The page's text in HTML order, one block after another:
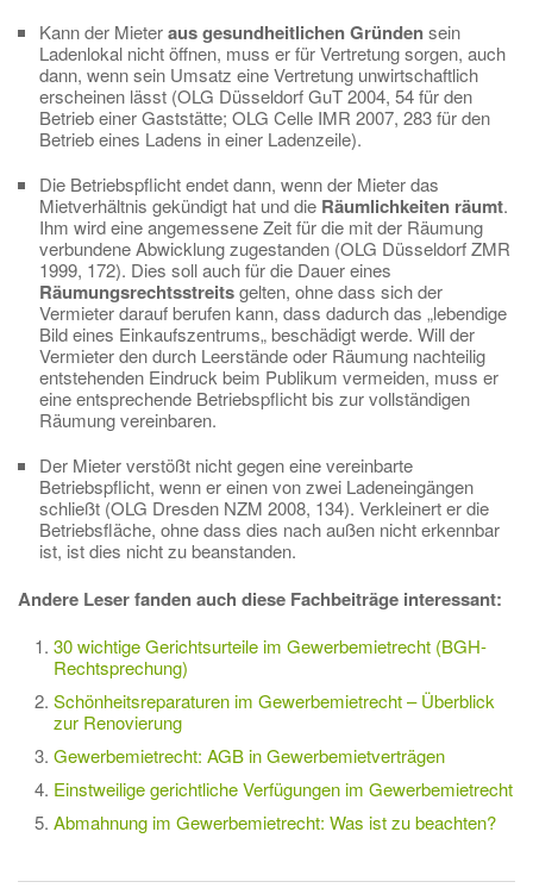
Kann der Mieteraus gesundheitlichen Gründensein
Ladenlokal nicht öffnen, muss er für Vertretung sorgen, auch
dann, wenn sein Umsatz eine Vertretung unwirtschaftlich
erscheinen lässt (OLG Düsseldorf GuT 2004, 54 für den
Betrieb einer Gaststätte; OLG Celle IMR 2007, 283 für den
Betrieb eines Ladens in einer Ladenzeile).
Die Betriebspflicht endet dann, wenn der Mieter das
Mietverhältnis gekündigt hat und die Räumlichkeiten räumt.
Ihm wird eine angemessene Zeit für die mit der Räumung
verbundene Abwicklung zugestanden (OLG Düsseldorf ZMR
1999, 172). Dies soll auch für die Dauer eines
Räumungsrechtsstreitsgelten, ohne dass sich der
Vermieter darauf berufen kann, dass dadurch das „lebendige
Bild eines Einkaufszentrums„ beschädigt werde. Will der
Vermieter den durch Leerstände oder Räumung nachteilig
entstehenden Eindruck beim Publikum vermeiden, muss er
eine entsprechende Betriebspflicht bis zur vollständigen
Räumung vereinbaren.
Der Mieter verstößt nicht gegen eine vereinbarte
Betriebspflicht, wenn er einen von zwei Ladeneingängen
schließt (OLG Dresden NZM 2008, 134). Verkleinert er die
Betriebsfläche, ohne dass dies nach außen nicht erkennbar
ist, ist dies nicht zu beanstanden.
Andere Leser fanden auch diese Fachbeiträge interessant:
30 wichtige Gerichtsurteile im Gewerbemietrecht (BGH-
Rechtsprechung)
Schönheitsreparaturen im Gewerbemietrecht – Überblick
zur Renovierung
Gewerbemietrecht: AGB in Gewerbemietverträgen
Einstweilige gerichtliche Verfügungen im Gewerbemietrecht
Abmahnung im Gewerbemietrecht: Was ist zu beachten?